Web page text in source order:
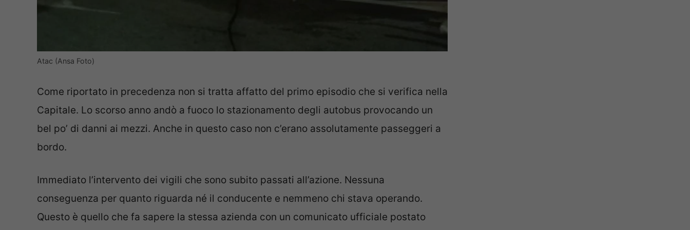
Atac (Ansa Foto)
Come riportato in precedenza non si tratta affatto del primo episodio che si verifica nella
Capitale. Lo scorso anno andò a fuoco lo stazionamento degli autobus provocando un
bel po’ di danni ai mezzi. Anche in questo caso non c’erano assolutamente passeggeri a
bordo.
Immediato l’intervento dei vigili che sono subito passati all’azione. Nessuna
conseguenza per quanto riguarda né il conducente e nemmeno chi stava operando.
Questo è quello che fa sapere la stessa azienda con un comunicato ufficiale postato